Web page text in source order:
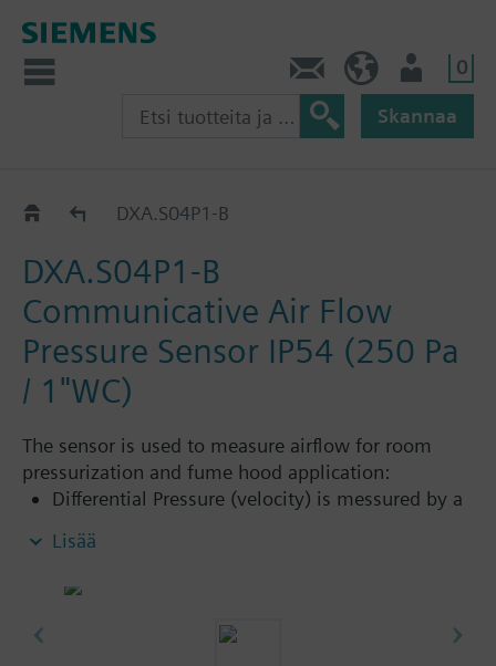
0
Skannaa
Accessories room pressurization
DXA.S04P1-B
DXA.S04P1-B
Communicative Air Flow
Pressure Sensor IP54 (250 Pa
/ 1"WC)
The sensor is used to measure airflow for room
pressurization and fume hood application:
Differential Pressure (velocity) is messured by a
Communicates with the controller over a
Lisää